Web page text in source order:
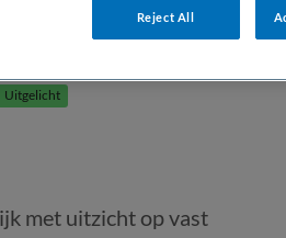
Uitgelicht
met uitzicht op vast
Reject All